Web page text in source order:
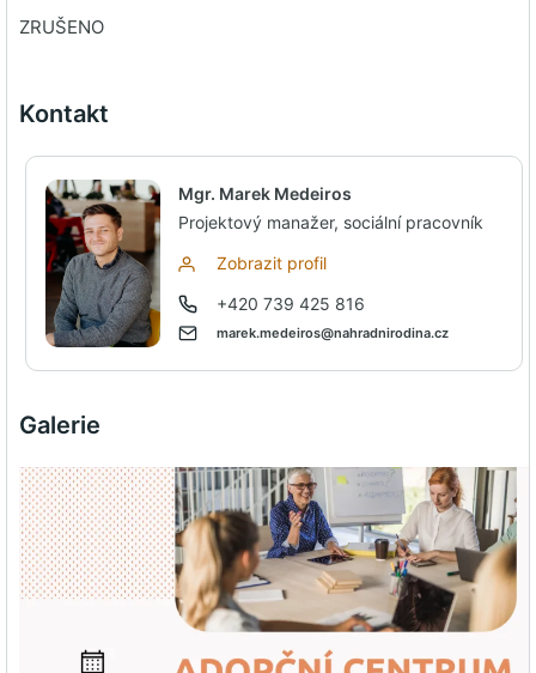
ZRUŠENO
Kontakt
Mgr. Marek Medeiros
Projektový manažer, sociální pracovník
Zobrazit profil
+420 739 425 816
marek.medeiros@nahradnirodina.cz
Galerie